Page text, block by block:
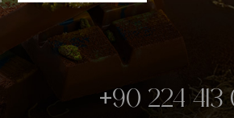
+90 224 413